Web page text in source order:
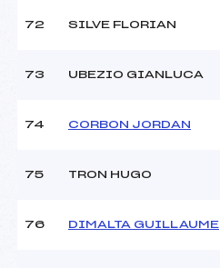
72 SILVE FLORIAN
73 UBEZIO GIANLUCA
74 CORBON JORDAN
75 TRON HUGO
76 DIMALTA GUILLAUME